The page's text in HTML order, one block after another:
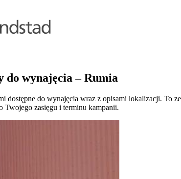
do wynajęcia – Rumia
dostępne do wynajęcia wraz z opisami lokalizacji. To
Twojego zasięgu i terminu kampanii.